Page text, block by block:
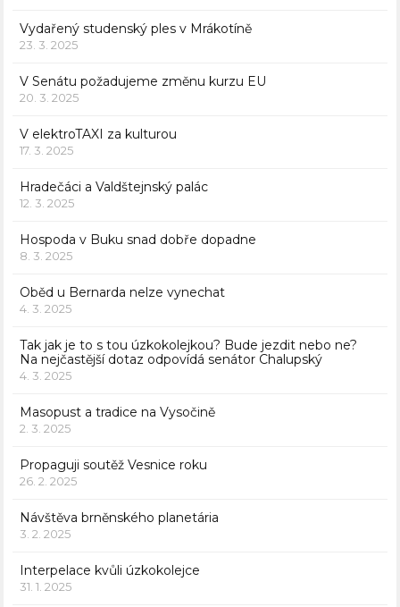
Vydařený studenský ples v Mrákotíně
23. 3. 2025
V Senátu požadujeme změnu kurzu EU
20. 3. 2025
V elektroTAXI za kulturou
17. 3. 2025
Hradečáci a Valdštejnský palác
12. 3. 2025
Hospoda v Buku snad dobře dopadne
8. 3. 2025
Oběd u Bernarda nelze vynechat
4. 3. 2025
Tak jak je to s tou úzkokolejkou? Bude jezdit nebo ne?
Na nejčastější dotaz odpovídá senátor Chalupský
4. 3. 2025
Masopust a tradice na Vysočině
2. 3. 2025
Propaguji soutěž Vesnice roku
26. 2. 2025
Návštěva brněnského planetária
3. 2. 2025
Interpelace kvůli úzkokolejce
31. 1. 2025